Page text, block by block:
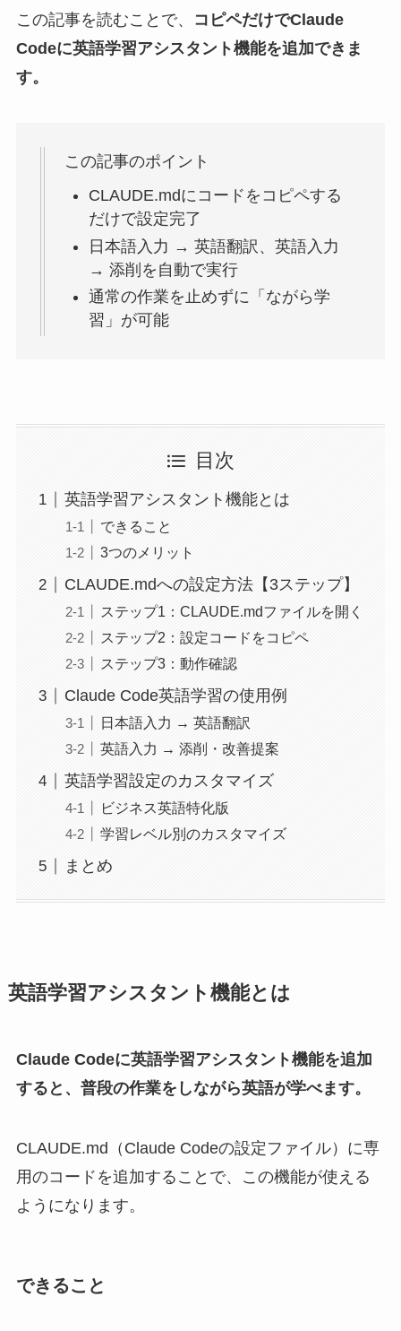
この記事を読むことで、
コピペだけでClaude
Codeに英語学習アシスタント機能を追加できま
す。
この記事のポイント
CLAUDE.mdにコードをコピペする
だけで設定完了
日本語入力 → 英語翻訳、英語入力
→ 添削を自動で実行
通常の作業を止めずに「ながら学
習」が可能
目次
英語学習アシスタント機能とは
できること
3つのメリット
CLAUDE.mdへの設定方法【3ステップ】
ステップ1：CLAUDE.mdファイルを開く
ステップ2：設定コードをコピペ
ステップ3：動作確認
Claude Code英語学習の使用例
日本語入力 → 英語翻訳
英語入力 → 添削・改善提案
英語学習設定のカスタマイズ
ビジネス英語特化版
学習レベル別のカスタマイズ
まとめ
英語学習アシスタント機能とは
Claude Codeに英語学習アシスタント機能を追加
すると、普段の作業をしながら英語が学べます。
CLAUDE.md（Claude Codeの設定ファイル）に専
用のコードを追加することで、この機能が使える
ようになります。
できること